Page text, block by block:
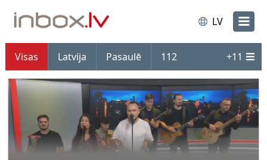
LV
Visas Latvija Pasaulē 112 +11